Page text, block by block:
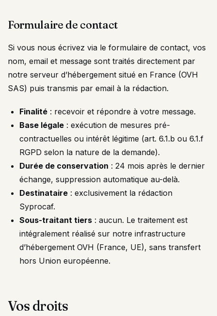
Formulaire de contact
Si vous nous écrivez via le formulaire de contact, vos
nom, email et message sont traités directement par
notre serveur d’hébergement situé en France (OVH
SAS) puis transmis par email à la rédaction.
Finalité : recevoir et répondre à votre message.
Base légale : exécution de mesures pré-
contractuelles ou intérêt légitime (art. 6.1.b ou 6.1.f
RGPD selon la nature de la demande).
Durée de conservation : 24 mois après le dernier
échange, suppression automatique au-delà.
Destinataire : exclusivement la rédaction
Syprocaf.
Sous-traitant tiers : aucun. Le traitement est
intégralement réalisé sur notre infrastructure
d’hébergement OVH (France, UE), sans transfert
hors Union européenne.
Vos droits